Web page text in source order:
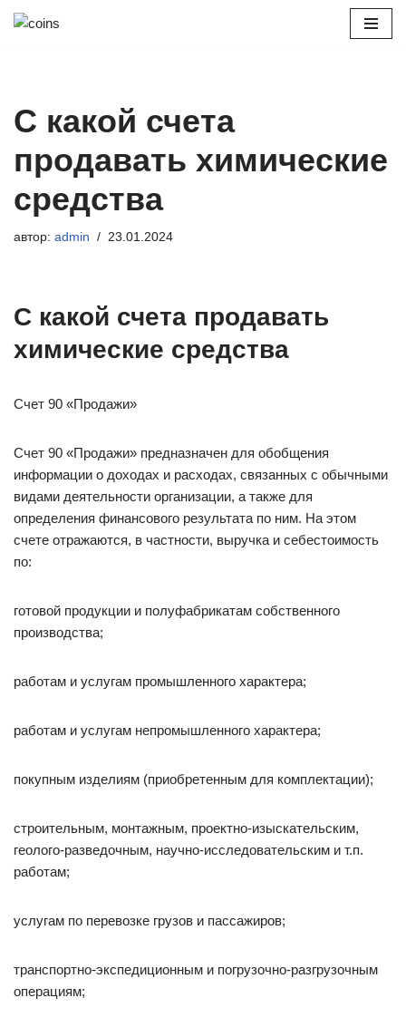
С какой счета
продавать химические
средства
автор: admin 23.01.2024
С какой счета продавать
химические средства
Счет 90 «Продажи»
Счет 90 «Продажи» предназначен для обобщения
информации о доходах и расходах, связанных с обычными
видами деятельности организации, а также для
определения финансового результата по ним. На этом
счете отражаются, в частности, выручка и себестоимость
по:
готовой продукции и полуфабрикатам собственного
производства;
работам и услугам промышленного характера;
работам и услугам непромышленного характера;
покупным изделиям (приобретенным для комплектации);
строительным, монтажным, проектно-изыскательским,
геолого-разведочным, научно-исследовательским и т.п.
работам;
услугам по перевозке грузов и пассажиров;
транспортно-экспедиционным и погрузочно-разгрузочным
операциям;